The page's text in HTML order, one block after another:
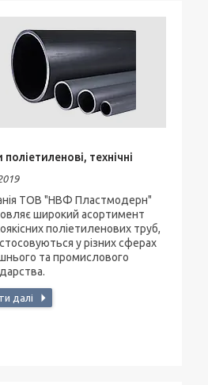
поліетиленові, технічні
ТОВ "НВФ Пластмодерн"
широкий асортимент
поліетиленових труб,
у різних сферах
та промислового